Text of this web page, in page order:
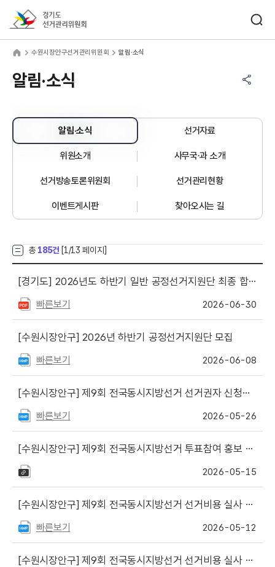
수원시장안구선거관리위원회 알림·소식
알림·소식
알림·소식 선거자료
위원소개 사무국·과 소개
선거방송토론위원회 선거관리현황
이벤트게시판 찾아오시는 길
총 185건 [1 /13 페이지]
[경기도] 2026년도 하반기 일반 공정선거지원단 최종 합격자 명단 게시
빠른보기 2026-06-30
[수원시장안구] 2026년 하반기 공정선거지원단 모집
빠른보기 2026-06-08
[수원시장안구] 제9회 전국동시지방선거 선거권자 신청에 의한 개표참관인 선정자 명단 게시
빠른보기 2026-05-26
[수원시장안구] 제9회 전국동시지방선거 투표참여 홍보 행정방송 음원 3종 파일
2026-05-15
[수원시장안구] 제9회 전국동시지방선거 선거비용 실사 보조요원 최종 합격자 게시
빠른보기 2026-05-12
[수원시장안구] 제9회 전국동시지방선거 선거비용 실사 보조요원 서류심사 합격자 게시